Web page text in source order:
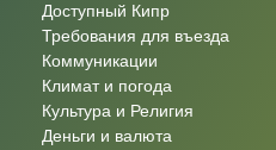
Доступный Кипр
Требования для въезда
Коммуникации
Климат и погода
Культура и Религия
Деньги и валюта